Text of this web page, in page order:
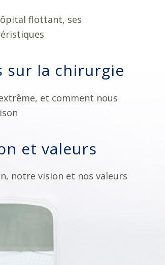
flottant, ses
sur la chirurgie
et comment nous
et valeurs
notre vision et nos valeurs